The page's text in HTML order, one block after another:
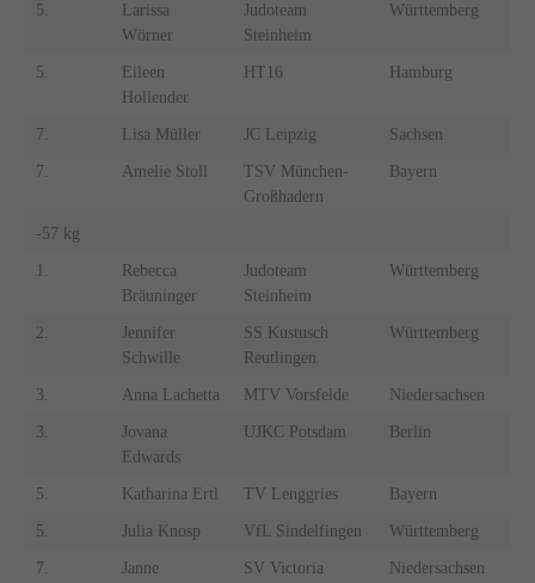
5.
Larissa
Wörner
Judoteam
Steinheim
Württemberg
5.
Eileen
Hollender
HT16 Hamburg
7. Lisa Müller JC Leipzig Sachsen
7. Amelie Stoll
TSV München-
Großhadern
Bayern
-57 kg
1.
Rebecca
Bräuninger
Judoteam
Steinheim
Württemberg
2.
Jennifer
Schwille
SS Kustusch
Reutlingen
Württemberg
3. Anna Lachetta MTV Vorsfelde Niedersachsen
3.
Jovana
Edwards
UJKC Potsdam Berlin
5. Katharina Ertl TV Lenggries Bayern
5. Julia Knosp VfL Sindelfingen Württemberg
7.
Janne
SV Victoria
Niedersachsen